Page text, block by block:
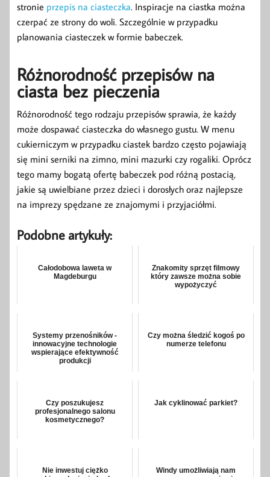
stronie przepis na ciasteczka. Inspiracje na ciastka można
czerpać ze strony do woli. Szczególnie w przypadku
planowania ciasteczek w formie babeczek.
Różnorodność przepisów na
ciasta bez pieczenia
Różnorodność tego rodzaju przepisów sprawia, że każdy
może dospawać ciasteczka do własnego gustu. W menu
cukierniczym w przypadku ciastek bardzo często pojawiają
się mini serniki na zimno, mini mazurki czy rogaliki. Oprócz
tego mamy bogatą ofertę babeczek pod różną postacią,
jakie są uwielbiane przez dzieci i dorosłych oraz najlepsze
na imprezy spędzane ze znajomymi i przyjaciółmi.
Podobne artykuły:
Całodobowa laweta w
Magdeburgu
Znakomity sprzęt filmowy
który zawsze można sobie
wypożyczyć
Systemy przenośników -
innowacyjne technologie
wspierające efektywność
produkcji
Czy można śledzić kogoś po
numerze telefonu
Czy poszukujesz
profesjonalnego salonu
kosmetycznego?
Jak cyklinować parkiet?
Nie inwestuj ciężko
Windy umożliwiają nam